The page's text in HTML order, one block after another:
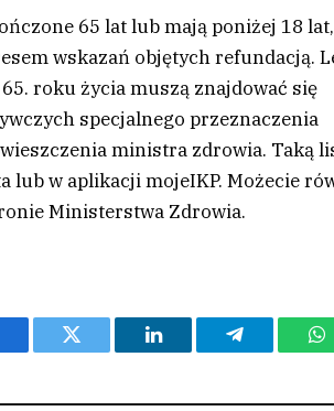
65 lat lub mają poniżej 18 lat,
wskazań objętych refundacją.
roku życia muszą znajdować się
specjalnego przeznaczenia
ministra zdrowia. Taką
lub w aplikacji mojeIKP. Możecie
Ministerstwa Zdrowia.
Twitter LinkedIn Telegram